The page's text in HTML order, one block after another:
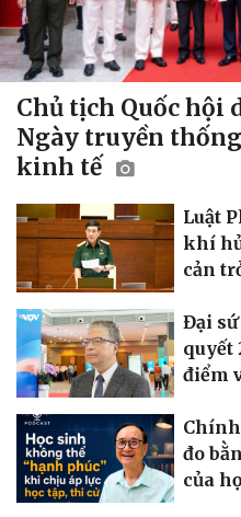
Quốc hội
Nhận diện sự thật
Chủ tịch Quốc hội
Ngày truyền
kinh tế
Luật
khí
cản
Đại
quyết
điểm
đo
của